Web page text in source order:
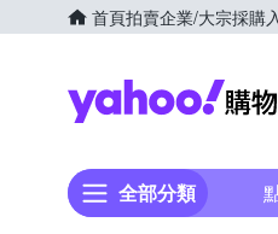
首頁拍賣企業/大宗採購
全部分類